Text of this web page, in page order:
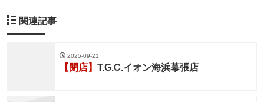
関連記事
2025-09-21
【閉店】 T.G.C.イオン海浜幕張店